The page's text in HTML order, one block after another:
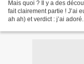
Mais quoi ? Il y a des
fait clairement partie ! J’ai
ah ah) et verdict : j’ai